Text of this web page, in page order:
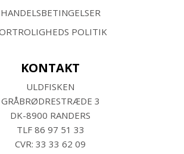
HANDELSBETINGELSER
POLITIK
KONTAKT
ULDFISKEN
GRÅBRØDRESTRÆDE 3
DK-8900 RANDERS
TLF 86 97 51 33
CVR: 33 33 62 09